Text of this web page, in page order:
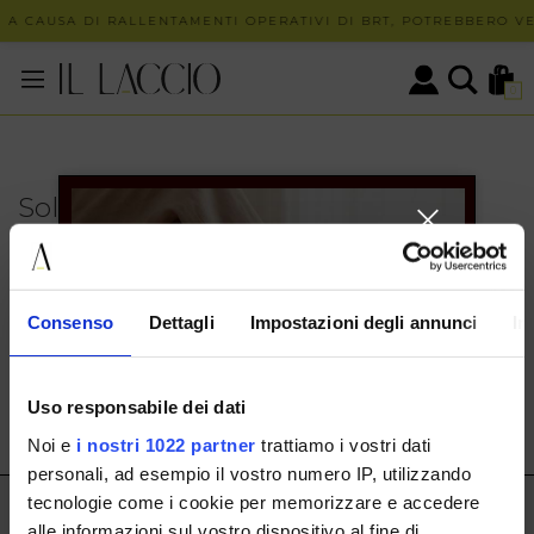
Consenso Dettagli Impostazioni degli annunci
Uso responsabile dei dati
Noi e i nostri 1022 partner trattiamo i vostri dati
personali, ad esempio il vostro numero IP, utilizzando
tecnologie come i cookie per memorizzare e accedere
A CAUSA DI RALLENTAMENTI OPERATIVI DI BRT, POTREBBERO
0
Solo in negozio
PUOI TROVARE QUESTO ARTICOLO SOLO PRESSO I
NOSTRI PUNTI VENDITA:
customerservice@illaccio.it
IL LACCIO